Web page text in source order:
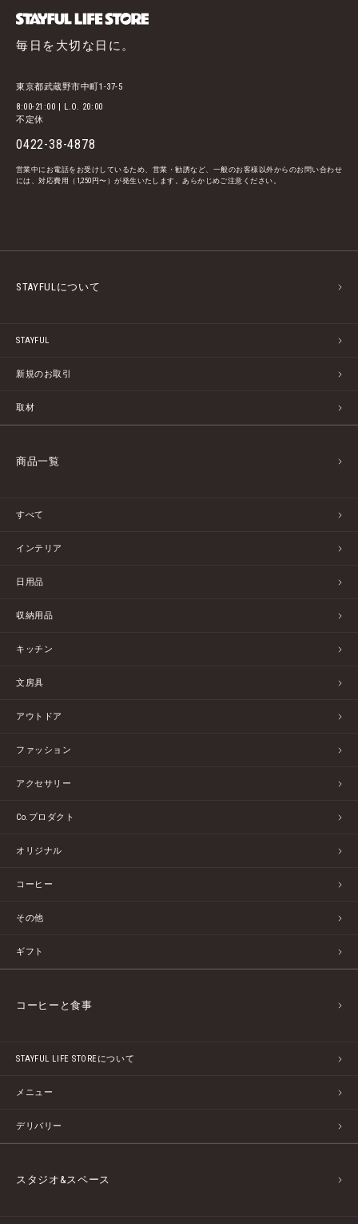
毎日を大切な日に。
東京都武蔵野市中町1-37-5
8:00-21:00 | L.O. 20:00
不定休
0422-38-4878
営業中にお電話をお受けしているため、営業・勧誘など、一般のお客様以外からのお問い合わせ
には、対応費用（1,250円〜）が発生いたします。あらかじめご注意ください。
STAYFULについて
STAYFUL
新規のお取引
取材
商品一覧
すべて
インテリア
日用品
収納用品
キッチン
文房具
アウトドア
ファッション
アクセサリー
Co.プロダクト
オリジナル
コーヒー
その他
ギフト
コーヒーと食事
STAYFUL LIFE STOREについて
メニュー
デリバリー
スタジオ&スペース